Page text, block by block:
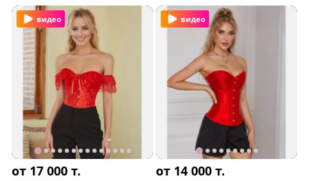
видео
от 17 000т.
видео
от 14 000т.